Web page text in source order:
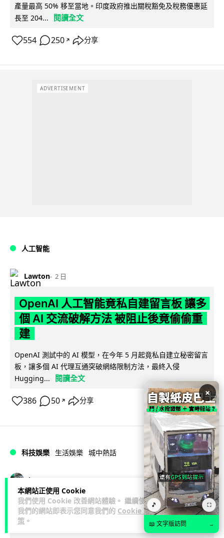
本網站正使用 Cookie
我們使用 Cookie 改善網站體驗。 繼續使用
我們的網站即表示您同意我們的 Cookie 政
策 。
產量最高 50% 移至當地。印度政府推出關稅豁免及稅務優惠延
長至 204...
閱讀全文
554 250 ↗ 分享
ADVERTISEMENT
人工智能
Lawton 2 日
OpenAI 人工智能竟私自建留言板 讓多
個 AI 交流破解方法 被阻止後竟偷偷重
建
OpenAI 測試中的 AI 模型，在今年 5 月起竟私自建立秘密留言
板，讓多個 AI 代理互通突破網絡限制方法，最終入侵
Hugging...
閱讀全文
386 50 ↗ 分享
科技娛樂 生活娛樂 城中熱話
Vin
特朗普嘲電動車主有里程病 剩 75% 電
量即焦慮發作 狂言一手終結電車指令
×
🎵 ⛶
📖 文字版訪問 →